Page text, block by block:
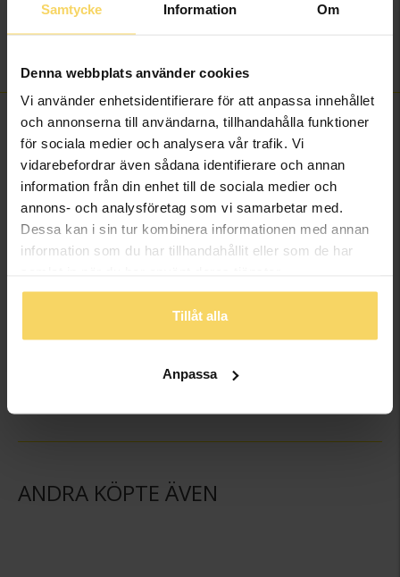
Samtycke Information Om
Denna webbplats använder cookies
Vi använder enhetsidentifierare för att anpassa innehållet
och annonserna till användarna, tillhandahålla funktioner
för sociala medier och analysera vår trafik. Vi
vidarebefordrar även sådana identifierare och annan
information från din enhet till de sociala medier och
annons- och analysföretag som vi samarbetar med.
Dessa kan i sin tur kombinera informationen med annan
information som du har tillhandahållit eller som de har
Tillåt alla
Anpassa
Höjd ca (mm)
7,4-19
Varumärke
FINNS OCKSÅ SOM
ANDRA KÖPTE ÄVEN